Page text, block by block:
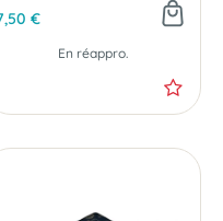
€
En réappro.